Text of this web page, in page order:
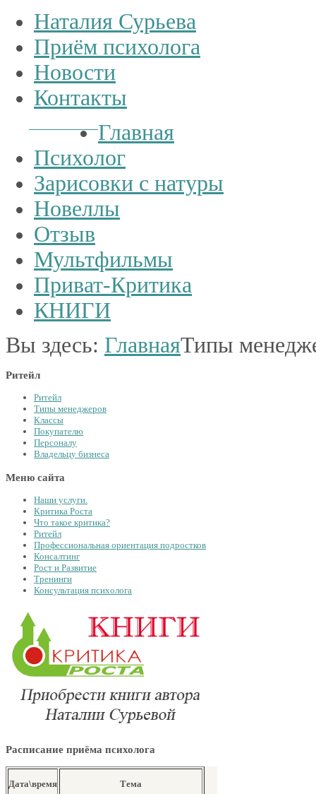
Наталия Сурьева
Приём психолога
Новости
Контакты
Главная
Психолог
Зарисовки с натуры
Новеллы
Отзыв
Мультфильмы
Приват-Критика
КНИГИ
Вы здесь: ГлавнаяТипы
Ритейл
Ритейл
Типы менеджеров
Классы
Покупателю
Персоналу
Владельцу бизнеса
Меню сайта
Наши услуги.
Критика Роста
Что такое критика?
Ритейл
Профессиональная ориентация подростков
Консалтинг
Рост и Развитие
Тренинги
Консультация психолога
Расписание приёма психолога
Дата\время Тема